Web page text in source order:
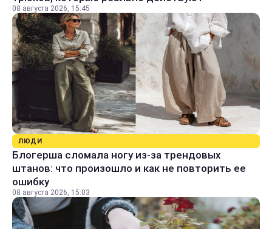
08 августа 2026, 15:45
ЛЮДИ
Блогерша сломала ногу из-за трендовых
штанов: что произошло и как не повторить ее
ошибку
08 августа 2026, 15:03